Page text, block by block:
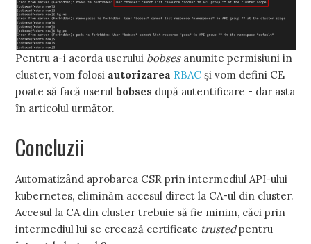
Pentru a-i acorda userului bobsesanumite permisiuni in
cluster, vom folosi autorizarea RBAC și vom defini CE
poate să facă userulbobses după autentificare - dar asta
în articolul următor.
Concluzii
Automatizând aprobarea CSR prin intermediul API-ului
kubernetes, eliminăm accesul direct la CA-ul din cluster.
Accesul la CA din cluster trebuie să fie minim, căci prin
intermediul lui se creează certificate trustedpentru